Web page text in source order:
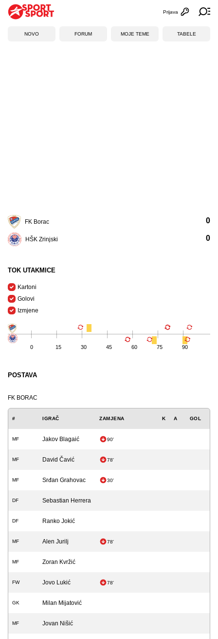
Otvori
Prijava
NOVO FORUM MOJE TEME TABELE
FK Borac
HŠK Zrinjski
0
0
TOK UTAKMICE
Kartoni
Golovi
Izmjene
0 15 30 45 60 75 90
POSTAVA
FK BORAC
# IGRAČ ZAMJENA K A GOL
MF Jakov Blagaić 90'
MF David Čavić 78'
MF Srđan Grahovac 30'
DF Sebastian Herrera
DF Ranko Jokić
MF Alen Jurilj 78'
MF Zoran Kvržić
FW Jovo Lukić 78'
GK Milan Mijatović
MF Jovan Nišić